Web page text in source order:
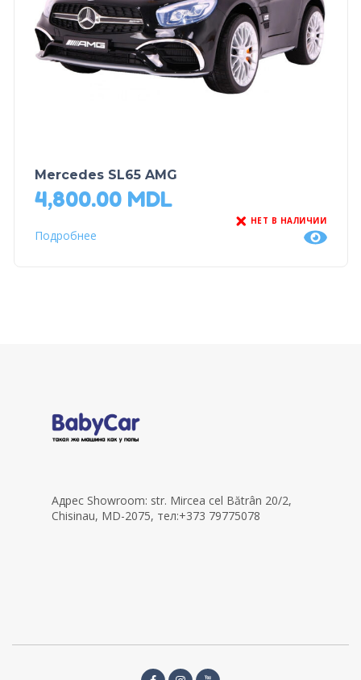
Mercedes SL65 AMG
4,800.00 MDL
НЕТ В НАЛИЧИИ
Подробнее
Адрес Showroom: str. Mircea cel Bătrân 20/2,
Chisinau, MD-2075, тел:+373 79775078